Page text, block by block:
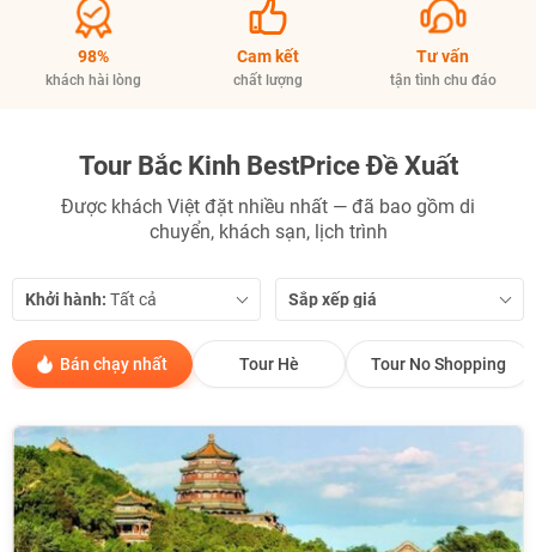
98%
khách hài lòng
Cam kết
chất lượng
Tư vấn
tận tình chu đáo
Tour Bắc Kinh BestPrice Đề Xuất
Được khách Việt đặt nhiều nhất — đã bao gồm di
chuyển, khách sạn, lịch trình
Khởi hành: Sắp xếp giá
Bán chạy nhất Tour Hè Tour No Shopping